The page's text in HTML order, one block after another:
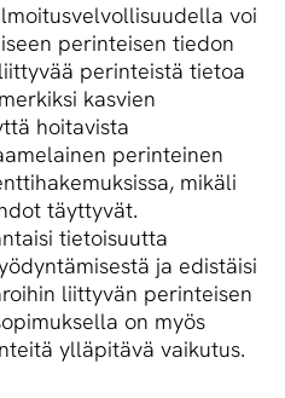
voi
perinteisen tiedon
perinteistä tietoa
kasvien
hoitavista
perinteinen
mikäli
täyttyvät.
tietoisuutta
ja edistäisi
liittyvän perinteisen
on myös
ylläpitävä vaikutus.